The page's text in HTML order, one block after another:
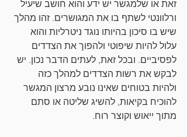
זאת או שלמגשר יש ידע והוא חושב שיעיל
ורלוונטי לשתף בו את המגושרים. זהו מהלך
שיש בו סיכון בהיותו נוגד ניטרליות והוא
עלול להיות שיפוטי ולהפוך את הצדדים
לפסיביים. ובכל זאת, לעתים הדבר נכון. יש
לבקש את רשות הצדדים למהלך כזה
ולהיות בטוחים שאינו נובע מרצון המגשר
להוכיח בקיאות, להשיג שליטה או סתם
מתוך ייאוש וקוצר רוח.